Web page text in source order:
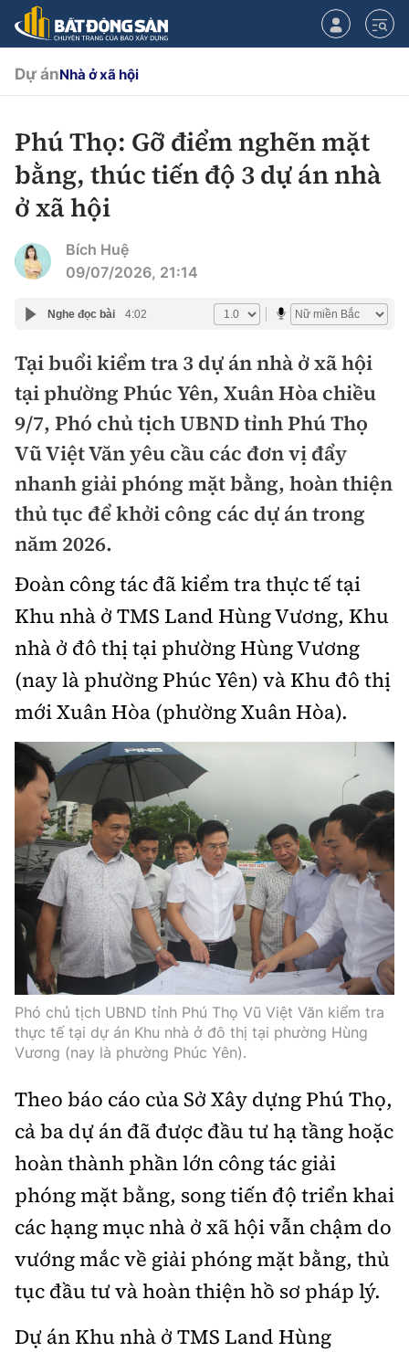
CHUYÊN MỤC
Chính sách
Quy hoạch hạ tầng
Nhà đầu tư
Doanh nghiệp
Doanh nhân
Thị trường
Điểm tin
Mua bán
Giới thiệu dự án
Dự án
Chung cư
Đất nền
Nhà ở xã hội
Góc cư dân
Nội thất - ngoại thất
Xu hướng tiêu dùng
Nhà đẹp
Kiến trúc phong thủy
Tư vấn
Video
Emagazine
Photo
Infographic
Sách Vận tải Sách Nhà thầu
Cơ quan chủ quản: Bộ Xây dựng
Số 2 Nguyễn Công Hoan, phường Giảng Võ, Hà Nội.
Tổng Biên tập:
Nguyễn Thị Hồng Nga
Nguyễn Sơn Tùng, Nguyễn Đức Thắng,
La Đức Hùng
Giấy phép số 02/GP-BC, cấp ngày 22/4/2025.
Chuyên trang của Báo Xây dựng
Hotline:
0901 514 799
Quảng cáo và Phát hành:
0915 057 282
Email: bandoc@baoxaydung.vn
chấp thuận bằng văn bản.
Dự ánNhà ở xã hội
Phú Thọ: Gỡ điểm nghẽn mặt
bằng, thúc tiến độ 3 dự án nhà
ở xã hội
Bích Huệ
09/07/2026, 21:14
Nghe đọc bài 4:02
Tại buổi kiểm tra 3 dự án nhà ở xã hội
tại phường Phúc Yên, Xuân Hòa chiều
9/7, Phó chủ tịch UBND tỉnh Phú Thọ
Vũ Việt Văn yêu cầu các đơn vị đẩy
nhanh giải phóng mặt bằng, hoàn thiện
thủ tục để khởi công các dự án trong
năm 2026.
Đoàn công tác đã kiểm tra thực tế tại
Khu nhà ở TMS Land Hùng Vương, Khu
nhà ở đô thị tại phường Hùng Vương
(nay là phường Phúc Yên) và Khu đô thị
mới Xuân Hòa (phường Xuân Hòa).
Phó chủ tịch UBND tỉnh Phú Thọ Vũ Việt Văn kiểm tra
thực tế tại dự án Khu nhà ở đô thị tại phường Hùng
Vương (nay là phường Phúc Yên).
Theo báo cáo của Sở Xây dựng Phú Thọ,
cả ba dự án đã được đầu tư hạ tầng hoặc
hoàn thành phần lớn công tác giải
phóng mặt bằng, song tiến độ triển khai
các hạng mục nhà ở xã hội vẫn chậm do
vướng mắc về giải phóng mặt bằng, thủ
tục đầu tư và hoàn thiện hồ sơ pháp lý.
Dự án Khu nhà ở TMS Land Hùng